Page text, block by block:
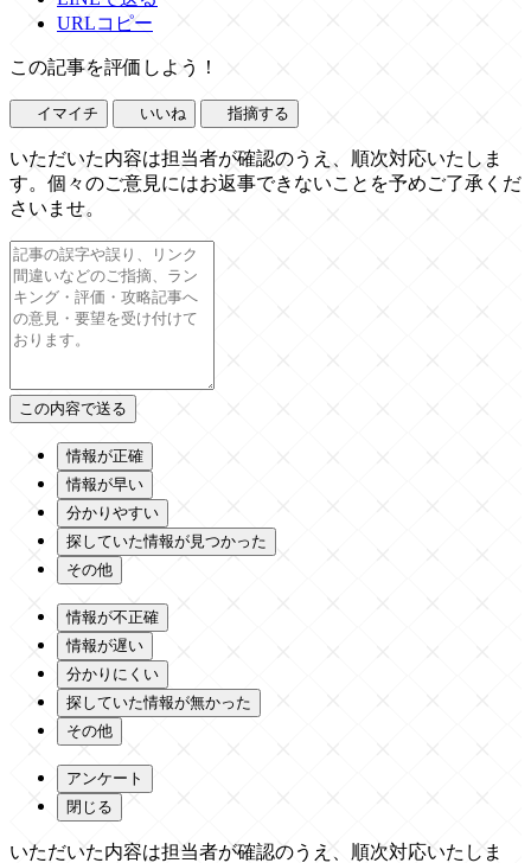
URLコピー
この記事を評価しよう！
イマイチ いいね 指摘する
いただいた内容は担当者が確認のうえ、順次対応いたしま
す。個々のご意見にはお返事できないことを予めご了承くだ
さいませ。
情報が正確
情報が早い
分かりやすい
探していた情報が見つかった
その他
情報が不正確
情報が遅い
分かりにくい
探していた情報が無かった
その他
アンケート
閉じる
いただいた内容は担当者が確認のうえ、順次対応いたしま